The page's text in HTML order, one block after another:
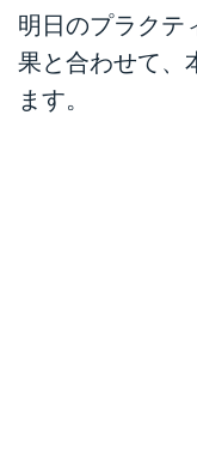
明日のプラクテ
果と合わせて、
ます。